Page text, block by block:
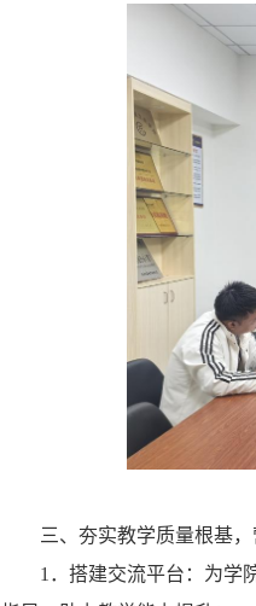
三、夯实教学质量根基
1．搭建交流平台：为学